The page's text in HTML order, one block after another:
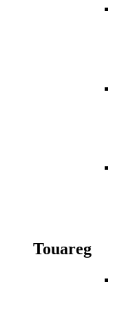
Touareg